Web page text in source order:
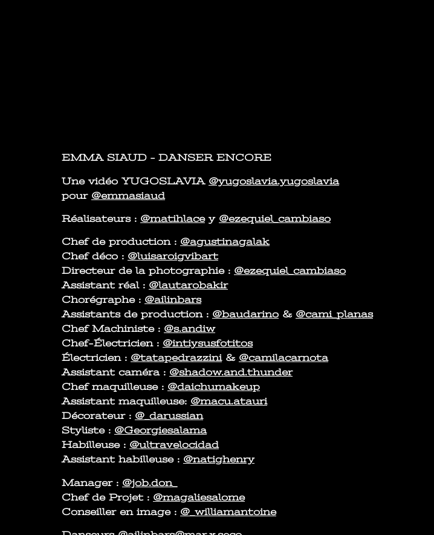
EMMA SIAUD – DANSER ENCORE
Une vidéo YUGOSLAVIA @yugoslavia.yugoslavia
pour @emmasiaud
Réalisateurs : @matihlacey @ezequiel_cambiaso
Chef de production : @agustinagalak
Chef déco : @luisaroigvibart
Directeur de la photographie : @ezequiel_cambiaso
Assistant réal : @lautarobakir
Chorégraphe : @ailinbars
Assistants de production : @baudarino & @cami_planas
Chef Machiniste : @s.andiw
Chef-Électricien : @intiysusfotitos
Électricien : @tatapedrazzini& @camilacarnota
Assistant caméra : @shadow.and.thunder
Chef maquilleuse : @daichumakeup
Assistant maquilleuse: @macu.atauri
Décorateur : @_darussian
Styliste : @Georgiesalama
Habilleuse : @ultravelocidad
Assistant habilleuse : @natighenry
Manager : @job.don_
Chef de Projet : @magaliesalome
Conseiller en image : @_williamantoine